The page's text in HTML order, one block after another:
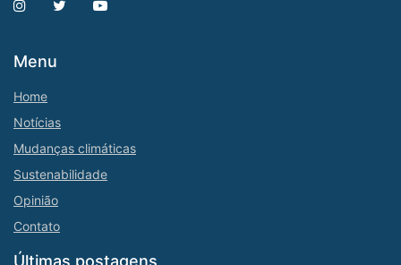
Menu
Home
Notícias
Mudanças climáticas
Sustenabilidade
Opinião
Contato
Últimas postagens